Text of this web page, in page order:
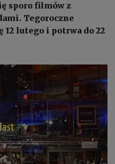
sporo filmów z
Tegoroczne
lutego i potrwa do 22